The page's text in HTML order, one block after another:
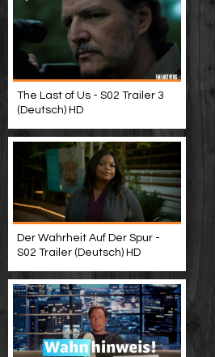
The Last of Us - S02 Trailer 3
(Deutsch) HD
Der Wahrheit Auf Der Spur -
S02 Trailer (Deutsch) HD